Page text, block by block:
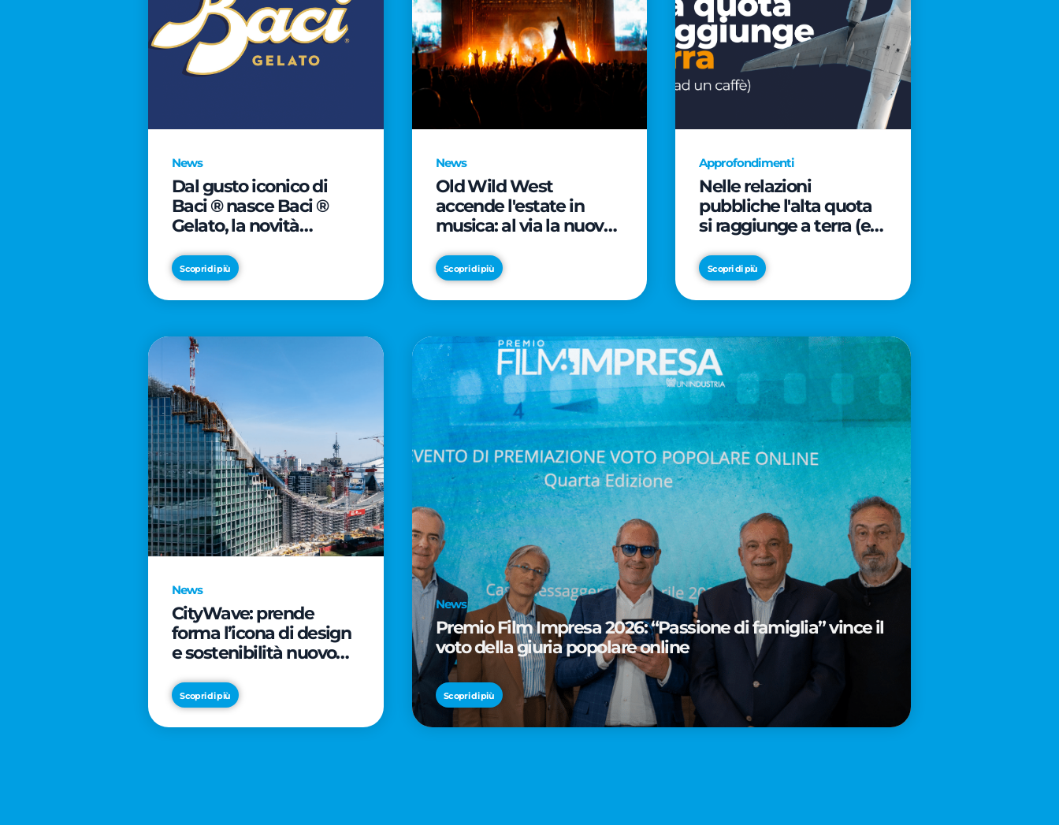
News
Dal gusto iconico di
Baci ® nasce Baci ®
Gelato, la novità
Scopri di più
News
Old Wild West
accende l'estate in
musica: al via la nuova
e le prestigiose
partnership con Radio
Italia e Live Nation
Scopri di più
Approfondimenti
Nelle relazioni
pubbliche l'alta quota
si raggiunge a terra (e
Scopri di più
News
CityWave: prende
forma l’icona di design
e sostenibilità nuovo
Scopri di più
News
Premio Film Impresa 2026: “Passione di famiglia” vince il
voto della giuria popolare online
Scopri di più